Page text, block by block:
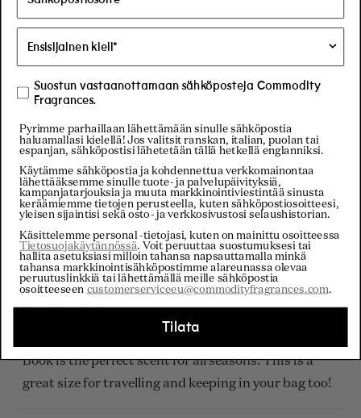
tähteä
Gabriel
Varmennettu ostaja
5
/
tähteä
5 Stars
I always wear book expressive and love it. First time
smelling the book bold and I really like it too. Maybe
for different occasion.
EMMA D.
tähteä
Book is the perfect scent for all seasons. This is a
great size for travelling and keeping in your bag too!
Suostun vastaanottamaan sähköposteja Commodity
Fragrances.
Pyrimme parhaillaan lähettämään sinulle sähköpostia
haluamallasi kielellä! Jos valitsit ranskan, italian, puolan tai
espanjan, sähköpostisi lähetetään tällä hetkellä englanniksi.
Käytämme sähköpostia ja kohdennettua verkkomainontaa
lähettääksemme sinulle tuote- ja palvelupäivityksiä,
kampanjatarjouksia ja muuta markkinointiviestintää sinusta
keräämiemme tietojen perusteella, kuten sähköpostiosoitteesi,
yleisen sijaintisi sekä osto- ja verkkosivustosi selaushistorian.
Käsittelemme personal -tietojasi, kuten on mainittu osoitteessa
Tietosuojakäytännössä. Voit peruuttaa suostumuksesi tai
hallita asetuksiasi milloin tahansa napsauttamalla minkä
tahansa markkinointisähköpostimme alareunassa olevaa
peruutuslinkkiä tai lähettämällä meille sähköpostia
osoitteeseen customerserviceeu@commodityfragrances.com.
Tilata